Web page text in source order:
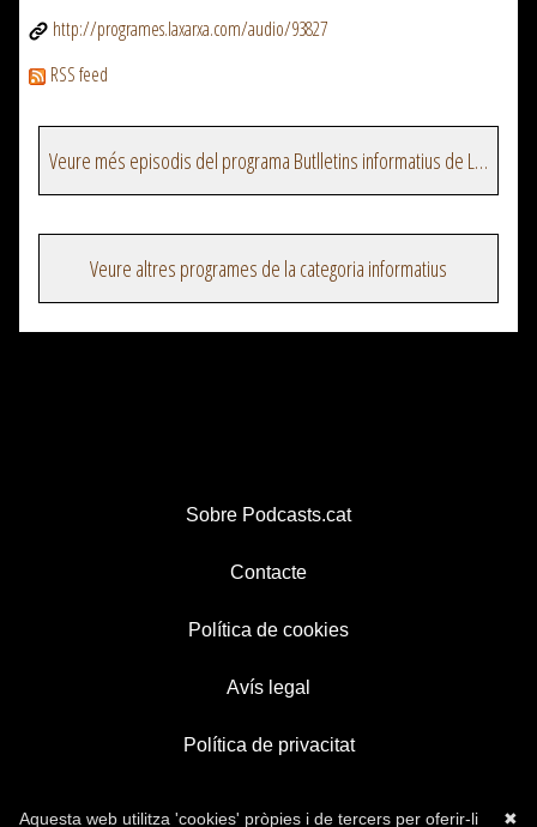
http://programes.laxarxa.com/audio/93827
RSS feed
Veure més episodis del programa Butlletins informatius de La Xarxa
Veure altres programes de la categoria informatius
Sobre Podcasts.cat
Contacte
Política de cookies
Avís legal
Política de privacitat
✖
Aquesta web utilitza 'cookies' pròpies i de tercers per oferir-li